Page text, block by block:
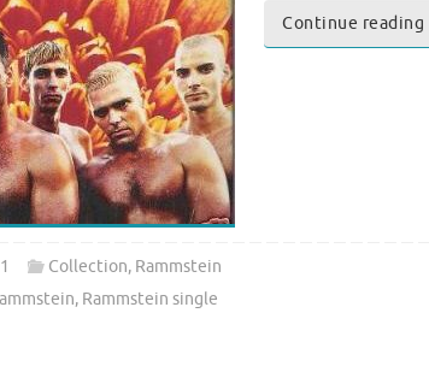
Continue reading
Collection, Rammstein
, Rammstein single